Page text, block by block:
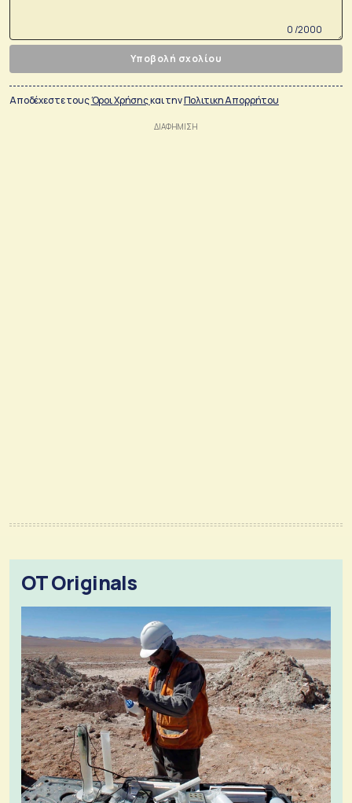
0 /2000
Υποβολή σχολίου
Αποδέχεστε τουςΌροι Χρήσηςκαι τηνΠολιτικη Απορρήτου
OT Originals